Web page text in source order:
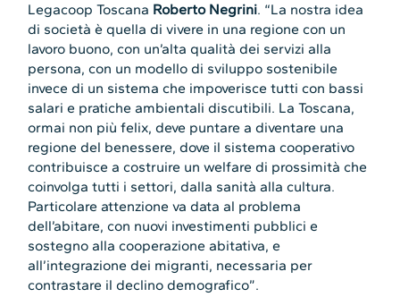
Legacoop Toscana Roberto Negrini. “La nostra idea
di società è quella di vivere in una regione con un
lavoro buono, con un’alta qualità dei servizi alla
persona, con un modello di sviluppo sostenibile
invece di un sistema che impoverisce tutti con bassi
salari e pratiche ambientali discutibili. La Toscana,
ormai non più felix, deve puntare a diventare una
regione del benessere, dove il sistema cooperativo
contribuisce a costruire un welfare di prossimità che
coinvolga tutti i settori, dalla sanità alla cultura.
Particolare attenzione va data al problema
dell’abitare, con nuovi investimenti pubblici e
sostegno alla cooperazione abitativa, e
all’integrazione dei migranti, necessaria per
contrastare il declino demografico”.